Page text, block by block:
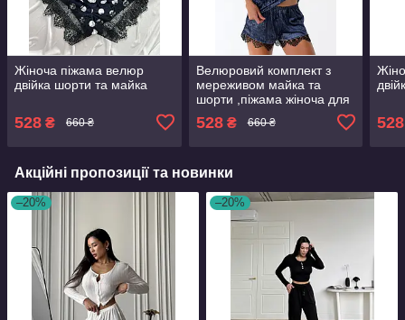
Жіноча піжама велюр
двійка шорти та майка
528 ₴ 660 ₴
Велюровий комплект з
мереживом майка та
шорти ,піжама жіноча для
528₴ 660 ₴ 528
Акційні пропозиції та новинки
–20% –20%